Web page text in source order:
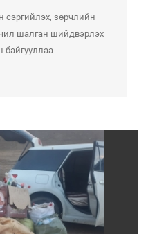
сэргийлэх, зөрчлийн
шалган шийдвэрлэх
байгууллаа